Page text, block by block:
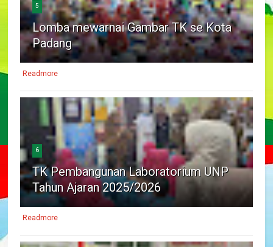
5
Lomba mewarnai Gambar TK se Kota
Padang
Readmore
6
TK Pembangunan Laboratorium UNP
Tahun Ajaran 2025/2026
Readmore